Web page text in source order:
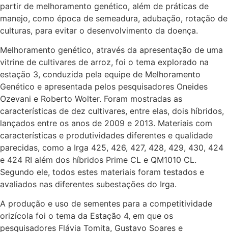
partir de melhoramento genético, além de práticas de
manejo, como época de semeadura, adubação, rotação de
culturas, para evitar o desenvolvimento da doença.
Melhoramento genético, através da apresentação de uma
vitrine de cultivares de arroz, foi o tema explorado na
estação 3, conduzida pela equipe de Melhoramento
Genético e apresentada pelos pesquisadores Oneides
Ozevani e Roberto Wolter. Foram mostradas as
características de dez cultivares, entre elas, dois híbridos,
lançados entre os anos de 2009 e 2013. Materiais com
características e produtividades diferentes e qualidade
parecidas, como a Irga 425, 426, 427, 428, 429, 430, 424
e 424 RI além dos híbridos Prime CL e QM1010 CL.
Segundo ele, todos estes materiais foram testados e
avaliados nas diferentes subestações do Irga.
A produção e uso de sementes para a competitividade
orizícola foi o tema da Estação 4, em que os
pesquisadores Flávia Tomita, Gustavo Soares e